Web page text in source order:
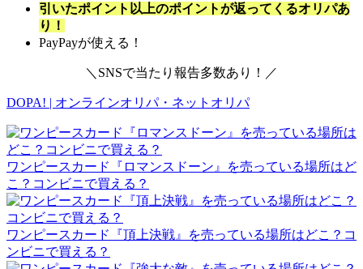
引いたポイント以上のポイントが返ってくるオリパあ
り！
PayPayが使える！
＼SNSで当たり報告多数あり！／
DOPA! | オンラインオリパ・ネットオリパ
ワンピースカード『ロマンスドーン』を売っている場所はど
こ？コンビニで買える？
ワンピースカード『頂上決戦』を売っている場所はどこ？コ
ンビニで買える？